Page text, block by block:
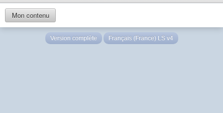
Mon contenu
Version complète Français (France) LS v4